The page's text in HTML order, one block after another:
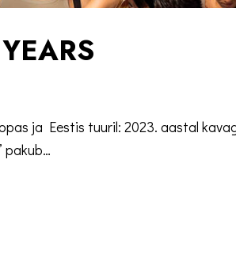
ja Eestis tuuril: 2023. aastal
pakub…